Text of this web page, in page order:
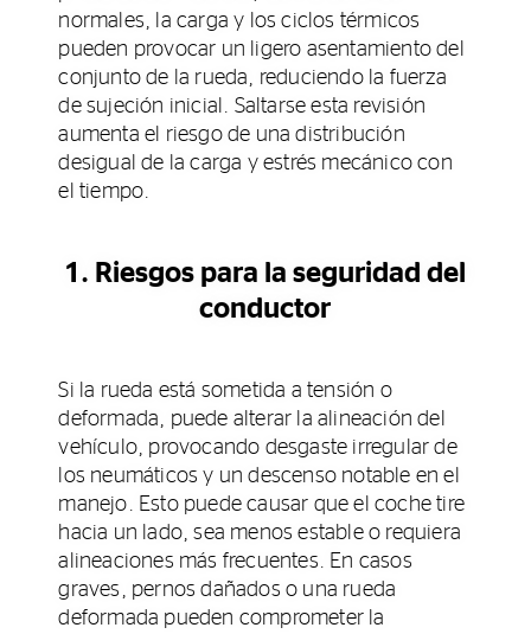
normales, la carga y los ciclos térmicos
pueden provocar un ligero asentamiento del
conjunto de la rueda, reduciendo la fuerza
de sujeción inicial. Saltarse esta revisión
aumenta el riesgo de una distribución
desigual de la carga y estrés mecánico con
el tiempo.
1. Riesgos para la seguridad del
conductor
Si la rueda está sometida a tensión o
deformada, puede alterar la alineación del
vehículo, provocando desgaste irregular de
los neumáticos y un descenso notable en el
manejo. Esto puede causar que el coche tire
hacia un lado, sea menos estable o requiera
alineaciones más frecuentes. En casos
graves, pernos dañados o una rueda
deformada pueden comprometer la